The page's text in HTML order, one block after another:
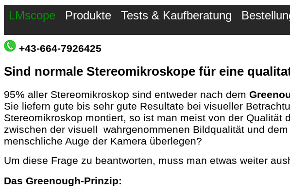
LMscope Produkte Tests & Kaufberatung
+43-664-7926425
Sind normale Stereomikroskope für eine
95% aller Stereomikroskop sind entweder nach dem
Sie liefern gute bis sehr gute Resultate bei visueller
Stereomikroskop montiert, so ist man meist von der
zwischen der visuell wahrgenommenen Bildqualität und
menschliche Auge der Kamera überlegen?
Um diese Frage zu beantworten, muss man etwas weiter
Das Greenough-Prinzip: